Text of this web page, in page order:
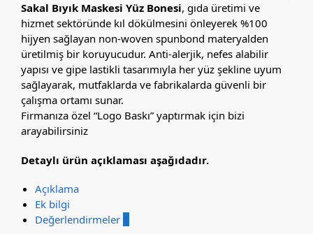
Sakal Bıyık Maskesi Yüz Bonesi, gıda üretimi ve
hizmet sektöründe kıl dökülmesini önleyerek %100
hijyen sağlayan non-woven spunbond materyalden
üretilmiş bir koruyucudur. Anti-alerjik, nefes alabilir
yapısı ve gipe lastikli tasarımıyla her yüz şekline uyum
sağlayarak, mutfaklarda ve fabrikalarda güvenli bir
çalışma ortamı sunar.
Firmanıza özel “Logo Baskı” yaptırmak için bizi
arayabilirsiniz
Detaylı ürün açıklaması aşağıdadır.
Açıklama
Ek bilgi
Değerlendirmeler